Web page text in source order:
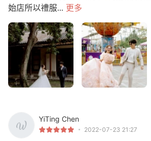
始店所以禮服... 更多
YiTing Chen
2022-07-23 21:27